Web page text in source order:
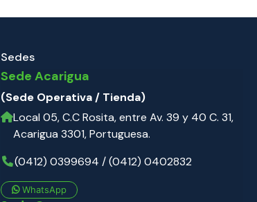
Sedes
Sede Acarigua
(Sede Operativa / Tienda)
Local 05, C.C Rosita, entre Av. 39 y 40 C. 31,
Acarigua 3301, Portuguesa.
(0412) 0399694 / (0412) 0402832
WhatsApp